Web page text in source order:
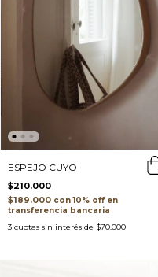
ESPEJO CUYO
$210.000
$189.000 con
transferencia bancaria
3 cuotas sin interés de $70.000